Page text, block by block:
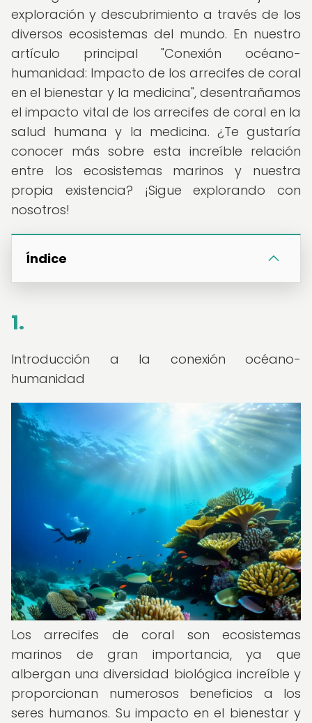
exploración y descubrimiento a través de los
diversos ecosistemas del mundo. En nuestro
artículo principal "Conexión océano-
humanidad: Impacto de los arrecifes de coral
en el bienestar y la medicina", desentrañamos
el impacto vital de los arrecifes de coral en la
salud humana y la medicina. ¿Te gustaría
conocer más sobre esta increíble relación
entre los ecosistemas marinos y nuestra
propia existencia? ¡Sigue explorando con
nosotros!
Índice
1.
Introducción a la conexión océano-
humanidad
Los arrecifes de coral son ecosistemas
marinos de gran importancia, ya que
albergan una diversidad biológica increíble y
proporcionan numerosos beneficios a los
seres humanos. Su impacto en el bienestar y